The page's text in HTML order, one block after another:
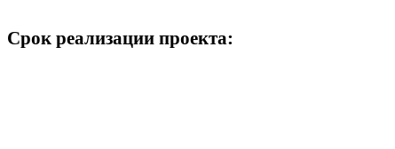
Срок реализации проекта: